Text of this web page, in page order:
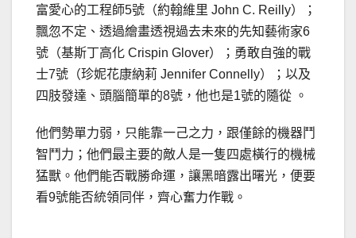
富愛心的工程師5號（約翰維里 John C. Reilly）；
飄忽不定、透過繪畫透視過去未來的先知藝術家6
號（基斯丁高化 Crispin Glover）；勇敢自強的戰
士7號（珍妮花康納莉 Jennifer Connelly）；以及
四肢發達、頭腦簡單的8號，他也是1號的隨從 。
他們勢單力弱，只能靠一己之力，跟僅餘的機器鬥
智鬥力；他們最主要的敵人是一隻四處橫行的機械
猛獸。他們能否戰勝命運，讓黑暗露出曙光，便要
看9號能否統領同伴，齊心奮力作戰。